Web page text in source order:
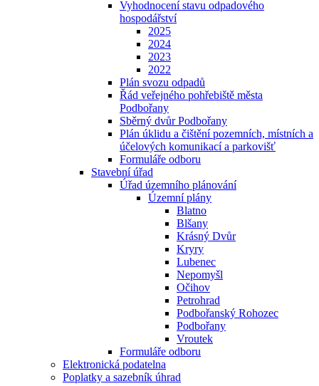
Vyhodnocení stavu odpadového
hospodářství
2025
2024
2023
2022
Plán svozu odpadů
Řád veřejného pohřebiště města
Podbořany
Sběrný dvůr Podbořany
Plán úklidu a čištění pozemních, místních a
účelových komunikací a parkovišť
Formuláře odboru
Stavební úřad
Úřad územního plánování
Územní plány
Blatno
Blšany
Krásný Dvůr
Kryry
Lubenec
Nepomyšl
Očihov
Petrohrad
Podbořanský Rohozec
Podbořany
Vroutek
Formuláře odboru
Elektronická podatelna
Poplatky a sazebník úhrad